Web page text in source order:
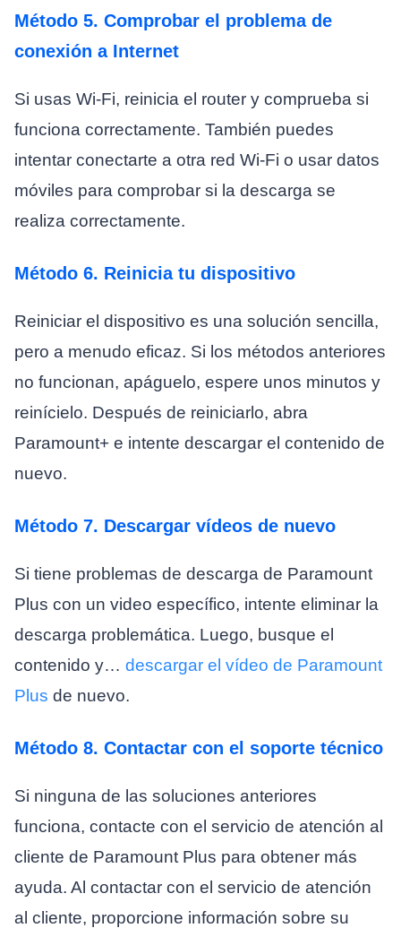
Método 5. Comprobar el problema de
conexión a Internet
Si usas Wi-Fi, reinicia el router y comprueba si
funciona correctamente. También puedes
intentar conectarte a otra red Wi-Fi o usar datos
móviles para comprobar si la descarga se
realiza correctamente.
Método 6. Reinicia tu dispositivo
Reiniciar el dispositivo es una solución sencilla,
pero a menudo eficaz. Si los métodos anteriores
no funcionan, apáguelo, espere unos minutos y
reinícielo. Después de reiniciarlo, abra
Paramount+ e intente descargar el contenido de
nuevo.
Método 7. Descargar vídeos de nuevo
Si tiene problemas de descarga de Paramount
Plus con un video específico, intente eliminar la
descarga problemática. Luego, busque el
contenido y… descargar el vídeo de Paramount
Plus de nuevo.
Método 8. Contactar con el soporte técnico
Si ninguna de las soluciones anteriores
funciona, contacte con el servicio de atención al
cliente de Paramount Plus para obtener más
ayuda. Al contactar con el servicio de atención
al cliente, proporcione información sobre su